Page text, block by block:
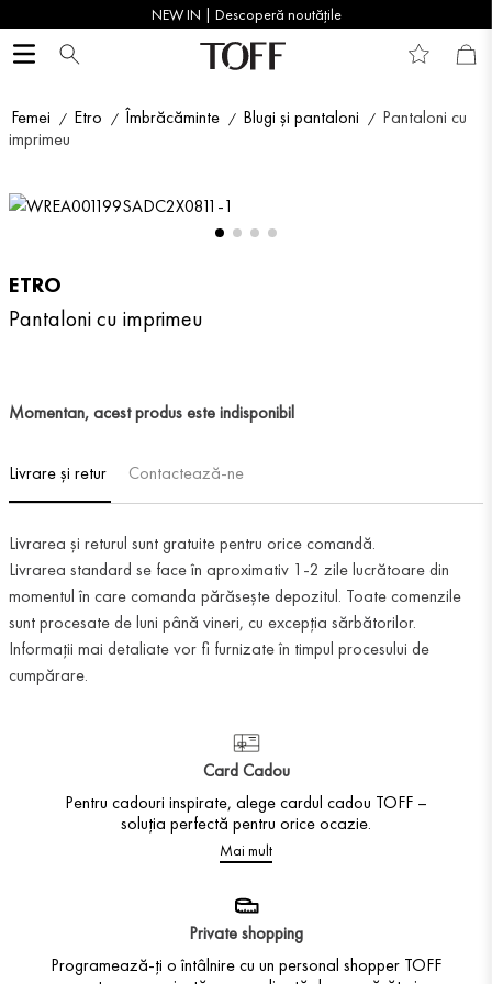
NEW IN | Descoperă noutățile
Femei Etro Îmbrăcăminte Blugi și pantaloni
Pantaloni cu
imprimeu
ETRO
Pantaloni cu imprimeu
Momentan, acest produs este indisponibil
Livrare și retur Contactează-ne
Livrarea și returul sunt gratuite pentru orice comandă.
Livrarea standard se face în aproximativ 1-2 zile lucrătoare din
momentul în care comanda părăsește depozitul. Toate comenzile
sunt procesate de luni până vineri, cu excepția sărbătorilor.
Informații mai detaliate vor fi furnizate în timpul procesului de
cumpărare.
Card Cadou
Pentru cadouri inspirate, alege cardul cadou TOFF –
soluția perfectă pentru orice ocazie.
Mai mult
Private shopping
Programează-ți o întâlnire cu un personal shopper TOFF